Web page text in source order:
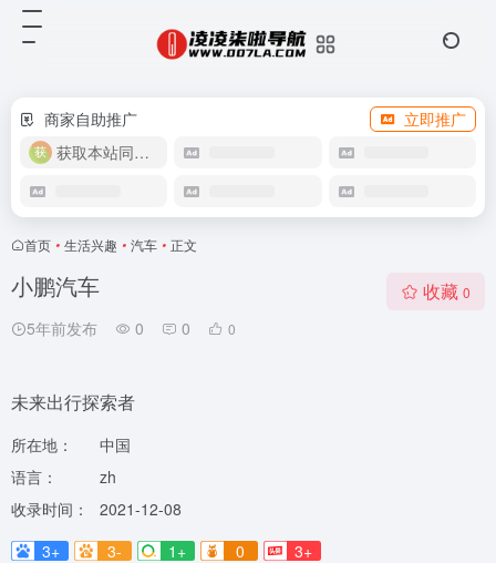
商家自助推广
立即推广
获取本站同款主题
首页 • 生活兴趣 • 汽车 • 正文
小鹏汽车
5年前发布 0 0 0
收藏 0
未来出行探索者
所在地：
中国
语言：
zh
收录时间：
2021-12-08
3+
3- 1+ 0 3+